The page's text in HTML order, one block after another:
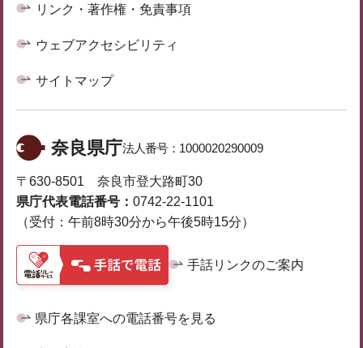
リンク・著作権・免責事項
ウェブアクセシビリティ
サイトマップ
奈良県庁法人番号： 1000020290009
〒630-8501 奈良市登大路町30
県庁代表電話番号： 0742-22-1101
（受付：午前8時30分から午後5時15分）
手話リンクのご案内
県庁各課室への電話番号を見る